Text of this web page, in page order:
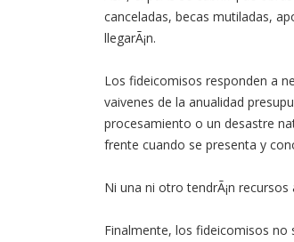
canceladas, becas mutiladas,
llegarÃ¡n.
Los fideicomisos responden a
vaivenes de la anualidad
procesamiento o un desastre
frente cuando se presenta y
Ni una ni otro tendrÃ¡n
Finalmente, los fideicomisos no